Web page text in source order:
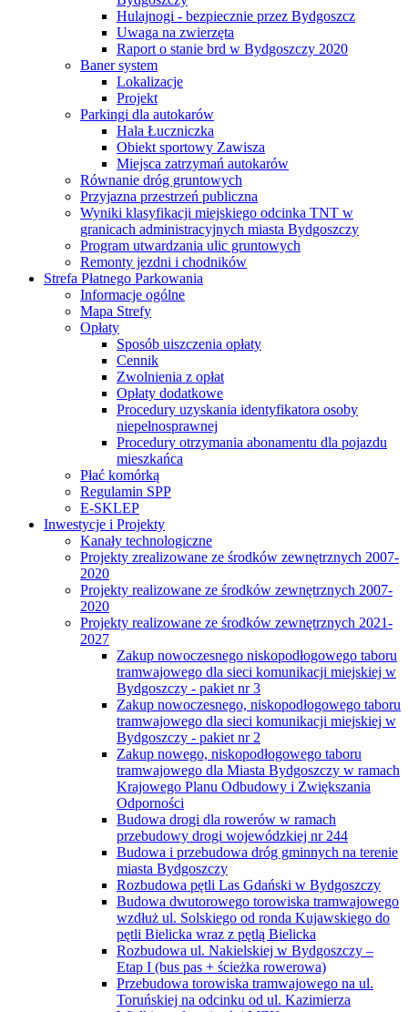
Hulajnogi - bezpiecznie przez Bydgoszcz
Uwaga na zwierzęta
Raport o stanie brd w Bydgoszczy 2020
Baner system
Lokalizacje
Projekt
Parkingi dla autokarów
Hala Łuczniczka
Obiekt sportowy Zawisza
Miejsca zatrzymań autokarów
Równanie dróg gruntowych
Przyjazna przestrzeń publiczna
Wyniki klasyfikacji miejskiego odcinka TNT w
granicach administracyjnych miasta Bydgoszczy
Program utwardzania ulic gruntowych
Remonty jezdni i chodników
Strefa Płatnego Parkowania
Informacje ogólne
Mapa Strefy
Opłaty
Sposób uiszczenia opłaty
Cennik
Zwolnienia z opłat
Opłaty dodatkowe
Procedury uzyskania identyfikatora osoby
niepełnosprawnej
Procedury otrzymania abonamentu dla pojazdu
mieszkańca
Płać komórką
Regulamin SPP
E-SKLEP
Inwestycje i Projekty
Kanały technologiczne
Projekty zrealizowane ze środków zewnętrznych 2007-
2020
Projekty realizowane ze środków zewnętrznych 2007-
2020
Projekty realizowane ze środków zewnętrznych 2021-
2027
Zakup nowoczesnego niskopodłogowego taboru
tramwajowego dla sieci komunikacji miejskiej w
Bydgoszczy - pakiet nr 3
Zakup nowoczesnego, niskopodłogowego taboru
tramwajowego dla sieci komunikacji miejskiej w
Bydgoszczy - pakiet nr 2
Zakup nowego, niskopodłogowego taboru
tramwajowego dla Miasta Bydgoszczy w ramach
Krajowego Planu Odbudowy i Zwiększania
Odporności
Budowa drogi dla rowerów w ramach
przebudowy drogi wojewódzkiej nr 244
Budowa i przebudowa dróg gminnych na terenie
miasta Bydgoszczy
Rozbudowa pętli Las Gdański w Bydgoszczy
Budowa dwutorowego torowiska tramwajowego
wzdłuż ul. Solskiego od ronda Kujawskiego do
pętli Bielicka wraz z pętlą Bielicka
Rozbudowa ul. Nakielskiej w Bydgoszczy –
Etap I (bus pas + ścieżka rowerowa)
Przebudowa torowiska tramwajowego na ul.
Toruńskiej na odcinku od ul. Kazimierza